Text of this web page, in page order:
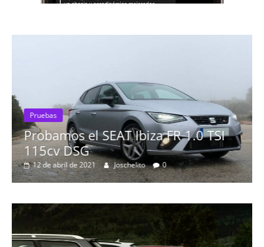
TSI
Pruebas
Joschelito 0